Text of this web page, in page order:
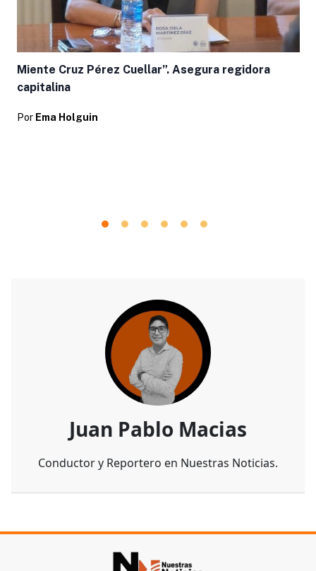
Miente Cruz Pérez Cuellar”. Asegura regidora
capitalina
Por Ema Holguin
Juan Pablo Macias
Conductor y Reportero en Nuestras Noticias.